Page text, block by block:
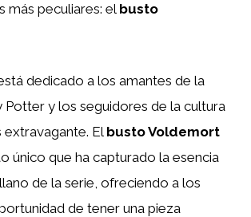
más peculiares: el busto
dedicado a los amantes de la
Potter y los seguidores de la cultura
extravagante. El busto Voldemort
único que ha capturado la esencia
de la serie, ofreciendo a los
de tener una pieza